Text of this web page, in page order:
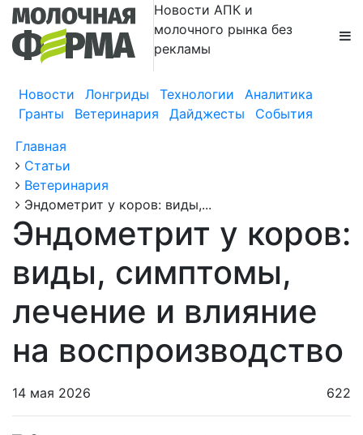
Новости АПК и
молочного рынка без
рекламы
Новости Лонгриды Технологии
Аналитика
Гранты
Ветеринария Дайджесты
События
Главная
Статьи
Ветеринария
Эндометрит у коров: виды,...
Эндометрит у коров:
виды, симптомы,
лечение и влияние
на воспроизводство
14 мая 2026 622